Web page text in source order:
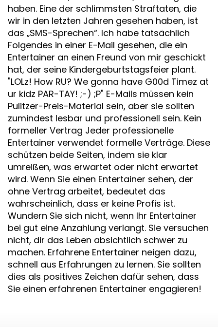
haben. Eine der schlimmsten Straftaten, die
wir in den letzten Jahren gesehen haben, ist
das „SMS-Sprechen“. Ich habe tatsächlich
Folgendes in einer E-Mail gesehen, die ein
Entertainer an einen Freund von mir geschickt
hat, der seine Kindergeburtstagsfeier plant.
"LOLz! How RU? We gonna have G00d Timez at
ur kidz PAR-TAY! ;-) ;P" E-Mails müssen kein
Pulitzer-Preis-Material sein, aber sie sollten
zumindest lesbar und professionell sein. Kein
formeller Vertrag Jeder professionelle
Entertainer verwendet formelle Verträge. Diese
schützen beide Seiten, indem sie klar
umreißen, was erwartet oder nicht erwartet
wird. Wenn Sie einen Entertainer sehen, der
ohne Vertrag arbeitet, bedeutet das
wahrscheinlich, dass er keine Profis ist.
Wundern Sie sich nicht, wenn Ihr Entertainer
bei gut eine Anzahlung verlangt. Sie versuchen
nicht, dir das Leben absichtlich schwer zu
machen. Erfahrene Entertainer neigen dazu,
schnell aus Erfahrungen zu lernen. Sie sollten
dies als positives Zeichen dafür sehen, dass
Sie einen erfahrenen Entertainer engagieren!